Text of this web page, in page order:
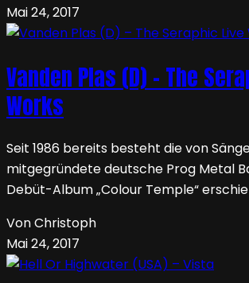
Mai 24, 2017
Vanden Plas (D) – The
Works
Seit 1986 bereits besteht die von
mitgegründete deutsche Prog Metal
Debüt-Album „Colour Temple“
Von Christoph
Mai 24, 2017